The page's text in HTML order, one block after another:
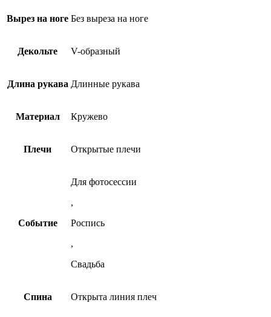
Вырез на ноге Без выреза на ноге
Декольте V-образный
Длина рукава Длинные рукава
Материал Кружево
Плечи Открытые плечи
Событие
Для фотосессии
,
Роспись
,
Свадьба
Спина Открыта линия плеч